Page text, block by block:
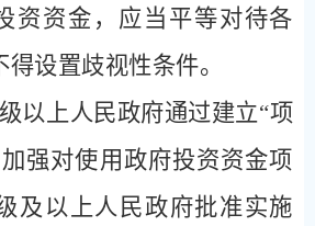
资资金，应当平等对待各
设置歧视性条件。
以上人民政府通过建立“项
强对使用政府投资资金项
及以上人民政府批准实施